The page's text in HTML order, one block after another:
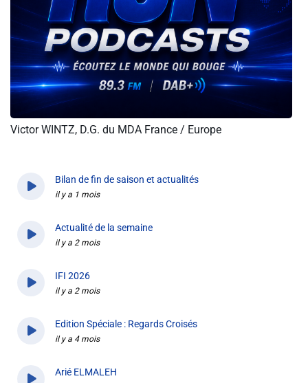
Info routes
Alerte Méduses 06
Issa Nissa OGC Nice
RCN Soutiens
MEDIAS
Vidéos / Clips
Ecrire à RCN
Liens utiles
Métropole Nice Côte d'Azur
Victor WINTZ, D.G. du MDA France / Europe
Bilan de fin de saison et actualités
il y a 1 mois
Actualité de la semaine
il y a 2 mois
IFI 2026
il y a 2 mois
Edition Spéciale : Regards Croisés
il y a 4 mois
Arié ELMALEH